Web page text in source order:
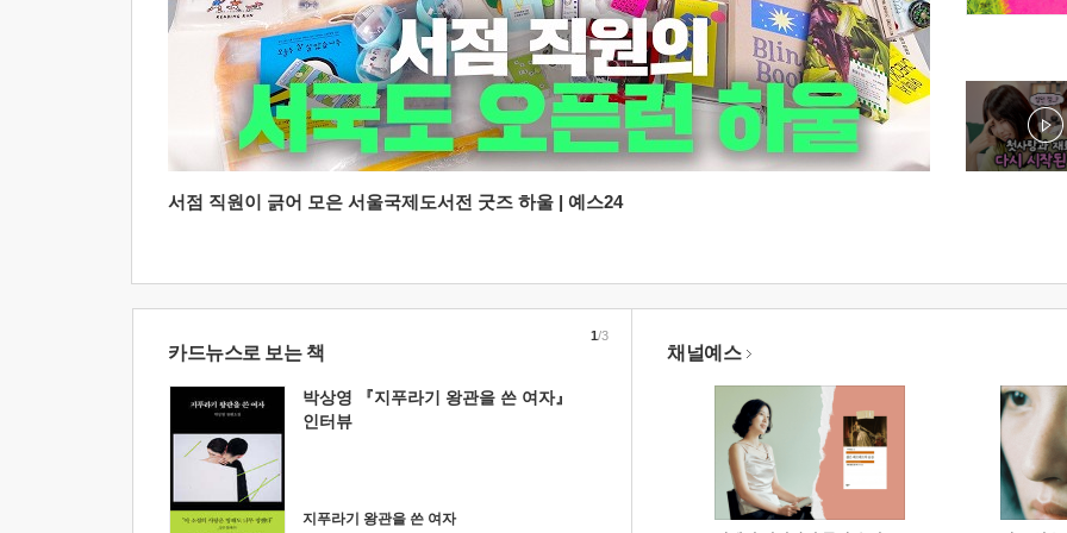
서점 직원이 긁어 모은 서울국제도서전 굿즈 하울 | 예스24
카드뉴스로 보는 책
박상영 『지푸라기 왕관을 쓴 여자』
인터뷰
지푸라기 왕관을 쓴 여자
1/3
채널예스